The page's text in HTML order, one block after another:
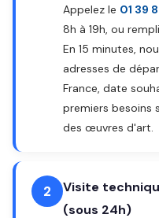
Appelez le 01 39
8h à 19h, ou
En 15 minutes,
adresses de
France, date
premiers besoins
des œuvres d'art.
2
Visite
(sous 24h)